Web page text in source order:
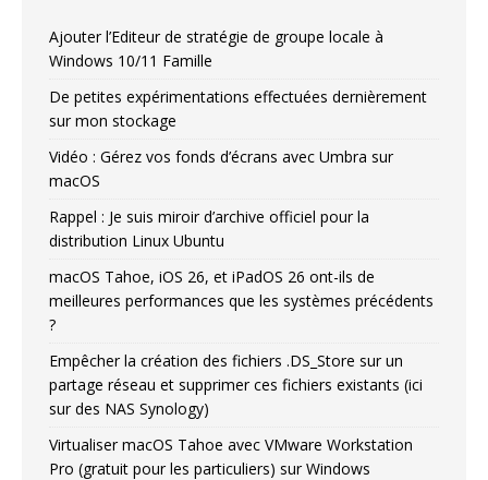
Ajouter l’Editeur de stratégie de groupe locale à
Windows 10/11 Famille
De petites expérimentations effectuées dernièrement
sur mon stockage
Vidéo : Gérez vos fonds d’écrans avec Umbra sur
macOS
Rappel : Je suis miroir d’archive officiel pour la
distribution Linux Ubuntu
macOS Tahoe, iOS 26, et iPadOS 26 ont-ils de
meilleures performances que les systèmes précédents
?
Empêcher la création des fichiers .DS_Store sur un
partage réseau et supprimer ces fichiers existants (ici
sur des NAS Synology)
Virtualiser macOS Tahoe avec VMware Workstation
Pro (gratuit pour les particuliers) sur Windows